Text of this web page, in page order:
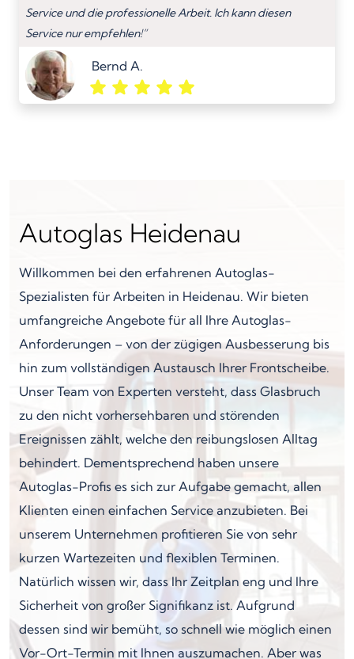
Service und die professionelle Arbeit. Ich kann diesen
Service nur empfehlen!”
Bernd A.
Autoglas Heidenau
Willkommen bei den erfahrenen Autoglas-
Spezialisten für Arbeiten in Heidenau. Wir bieten
umfangreiche Angebote für all Ihre Autoglas-
Anforderungen – von der zügigen Ausbesserung bis
hin zum vollständigen Austausch Ihrer Frontscheibe.
Unser Team von Experten versteht, dass Glasbruch
zu den nicht vorhersehbaren und störenden
Ereignissen zählt, welche den reibungslosen Alltag
behindert. Dementsprechend haben unsere
Autoglas-Profis es sich zur Aufgabe gemacht, allen
Klienten einen einfachen Service anzubieten. Bei
unserem Unternehmen profitieren Sie von sehr
kurzen Wartezeiten und flexiblen Terminen.
Natürlich wissen wir, dass Ihr Zeitplan eng und Ihre
Sicherheit von großer Signifikanz ist. Aufgrund
dessen sind wir bemüht, so schnell wie möglich einen
Vor-Ort-Termin mit Ihnen auszumachen. Aber was